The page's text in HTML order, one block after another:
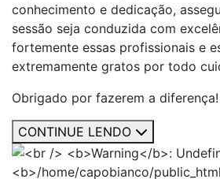
conhecimento e dedicação,
sessão seja conduzida com
fortemente essas profissionais e
extremamente gratos por todo
Obrigado por fazerem a diferença!
CONTINUE LENDO